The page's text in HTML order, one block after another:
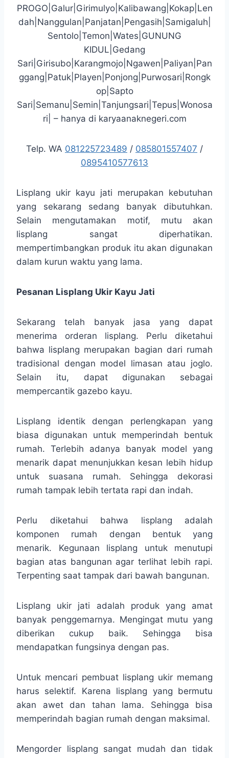
PROGO|Galur|Girimulyo|Kalibawang|Kokap|Len
dah|Nanggulan|Panjatan|Pengasih|Samigaluh|
Sentolo|Temon|Wates|GUNUNG
KIDUL|Gedang
Sari|Girisubo|Karangmojo|Ngawen|Paliyan|Pan
ggang|Patuk|Playen|Ponjong|Purwosari|Rongk
op|Sapto
Sari|Semanu|Semin|Tanjungsari|Tepus|Wonosa
ri| – hanya di karyaanaknegeri.com
Telp. WA 081225723489 / 085801557407 /
0895410577613
Lisplang ukir kayu jati merupakan kebutuhan
yang sekarang sedang banyak dibutuhkan.
Selain mengutamakan motif, mutu akan
lisplang sangat diperhatikan.
mempertimbangkan produk itu akan digunakan
dalam kurun waktu yang lama.
Pesanan Lisplang Ukir Kayu Jati
Sekarang telah banyak jasa yang dapat
menerima orderan lisplang. Perlu diketahui
bahwa lisplang merupakan bagian dari rumah
tradisional dengan model limasan atau joglo.
Selain itu, dapat digunakan sebagai
mempercantik gazebo kayu.
Lisplang identik dengan perlengkapan yang
biasa digunakan untuk memperindah bentuk
rumah. Terlebih adanya banyak model yang
menarik dapat menunjukkan kesan lebih hidup
untuk suasana rumah. Sehingga dekorasi
rumah tampak lebih tertata rapi dan indah.
Perlu diketahui bahwa lisplang adalah
komponen rumah dengan bentuk yang
menarik. Kegunaan lisplang untuk menutupi
bagian atas bangunan agar terlihat lebih rapi.
Terpenting saat tampak dari bawah bangunan.
Lisplang ukir jati adalah produk yang amat
banyak penggemarnya. Mengingat mutu yang
diberikan cukup baik. Sehingga bisa
mendapatkan fungsinya dengan pas.
Untuk mencari pembuat lisplang ukir memang
harus selektif. Karena lisplang yang bermutu
akan awet dan tahan lama. Sehingga bisa
memperindah bagian rumah dengan maksimal.
Mengorder lisplang sangat mudah dan tidak